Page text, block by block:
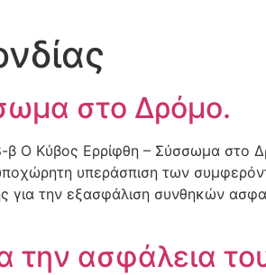
στο Δρόμο.
Ο Κύβος Ερρίφθη – Σύσσωμα στο
υπεράσπιση των
την εξασφάλιση συνθηκών
την ασφάλεια